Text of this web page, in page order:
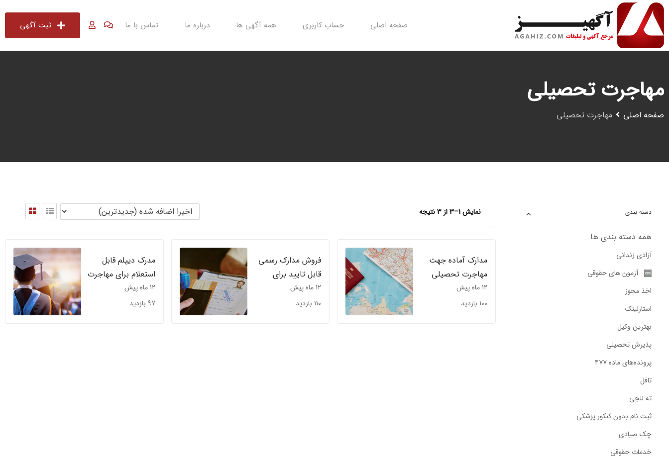
پرش
محتوا
ثبت آگهی صفحه اصلی حساب کاربری همه آگهی ها درباره ما تماس با ما
مهاجرت تحصیلی
صفحه اصلی مهاجرت تحصیلی
دسته بندی
همه دسته بندی ها
آزادی زندانی
آزمون های حقوقی
اخذ مجوز
استارلینک
بهترین وکیل
پذیرش تحصیلی
پرونده‌های ماده ۴۷۷
تافل
ته لنجی
ثبت نام بدون کنکور پزشکی
چک صیادی
خدمات حقوقی
نمایش 1–3 از 3 نتیجه
مدارک آماده جهت
مهاجرت تحصیلی
آلمان
12 ماه پیش
100 بازدید
فروش مدارک رسمی
قابل تایید برای
مهاجرت کاری
12 ماه پیش
110 بازدید
مدرک دیپلم قابل
استعلام برای مهاجرت
تحصیلی
12 ماه پیش
97 بازدید